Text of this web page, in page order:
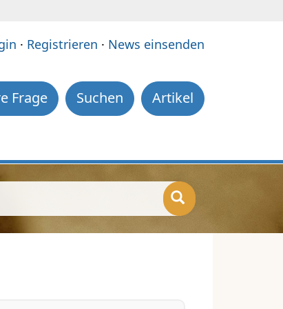
· Registrieren · News einsenden
Artikel
Suchen
Frage